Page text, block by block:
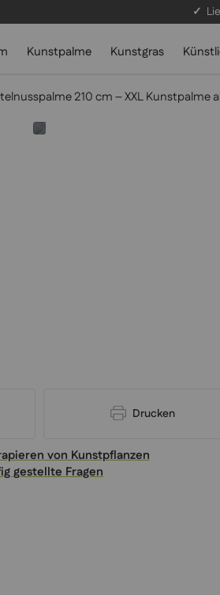
✓
Kunstpalme Kunstgras
210 cm – XXL Kunstpalme
Drucken
von Kunstpflanzen
gestellte Fragen